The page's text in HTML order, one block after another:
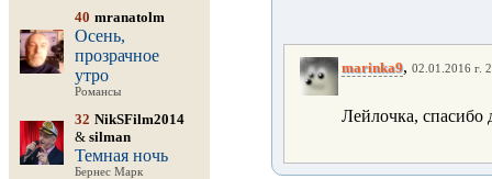
40 mranatolm
Осень,
прозрачное
утро
Романсы
32 NikSFilm2014
& silman
Темная ночь
Бернес Марк
marinka9, 02.01.2016 г.
Лейлочка, спасибо